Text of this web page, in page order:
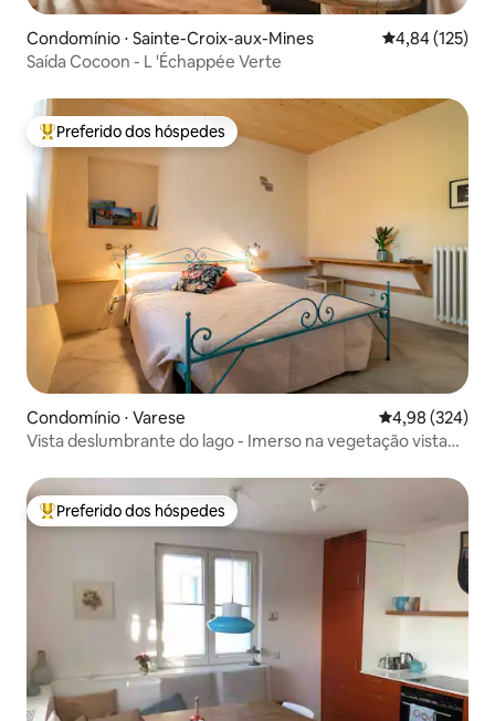
Condomínio ⋅ Sainte-Croix-aux-Mines 4,84 de uma
4,84 (125)
Saída Cocoon - L 'Échappée Verte
Entre os melhores preferidos dos hóspedes
Preferido dos hóspedes
Condomínio ⋅ Varese 4,98 de uma
4,98 (324)
Vista deslumbrante do lago - Imerso na vegetação vista
Entre os melhores preferidos dos hóspedes
Preferido dos hóspedes